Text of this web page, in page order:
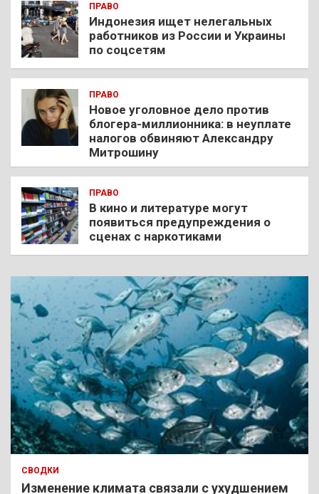
ПРАВО
Индонезия ищет нелегальных
работников из России и Украины
по соцсетям
ПРАВО
Новое уголовное дело против
блогера-миллионника: в неуплате
налогов обвиняют Александру
Митрошину
ПРАВО
В кино и литературе могут
появиться предупреждения о
сценах с наркотиками
СВОДКИ
Изменение климата связали с ухудшением